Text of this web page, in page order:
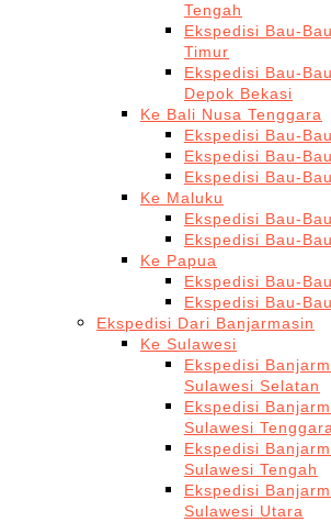
Tengah
Ekspedisi Bau-
Timur
Ekspedisi Bau-
Depok Bekasi
Ke Bali Nusa Tenggara
Ekspedisi Bau-
Ekspedisi Bau-
Ekspedisi Bau-
Ke Maluku
Ekspedisi Bau-
Ekspedisi Bau-
Ke Papua
Ekspedisi Bau-
Ekspedisi Bau-
Ekspedisi Dari Banjarmasin
Ke Sulawesi
Ekspedisi
Sulawesi Selatan
Ekspedisi
Sulawesi Tenggara
Ekspedisi
Sulawesi Tengah
Ekspedisi
Sulawesi Utara